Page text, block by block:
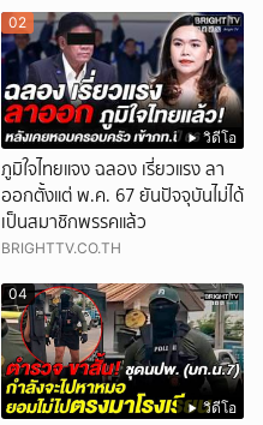
วิดีโอ
02
ภูมิใจไทยแจง ฉลอง เรี่ยวแรง ลา
ออกตั้งแต่ พ.ค. 67 ยันปัจจุบันไม่ได้
เป็นสมาชิกพรรคแล้ว
BRIGHTTV.CO.TH
วิดีโอ
04